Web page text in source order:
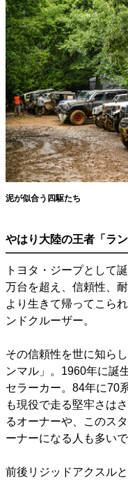
泥が似合う四駆たち
やはり大陸の王者「ラ
トヨタ・ジープとして
万台を超え、信頼性、
より生きて帰ってこら
ンドクルーザー。
その信頼性を世に知ら
ンマル」。1960年に誕
セラーカー。84年に70
も現役で走る堅牢さは
るオーナーや、このス
ーナーになる人も多いで
前後リジッドアクスル